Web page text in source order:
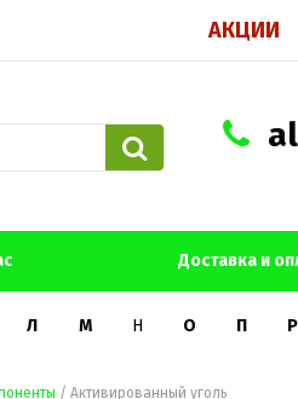
АКЦИИ
Доставка и
Л М Н О П Р
/ Активированный уголь